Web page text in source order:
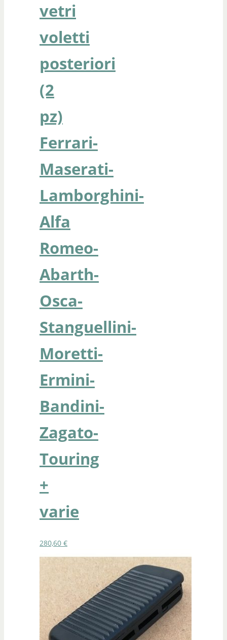
vetri
voletti
posteriori
(2
pz)
Ferrari-
Maserati-
Lamborghini-
Alfa
Romeo-
Abarth-
Osca-
Stanguellini-
Moretti-
Ermini-
Bandini-
Zagato-
Touring
+
varie
280,60 €